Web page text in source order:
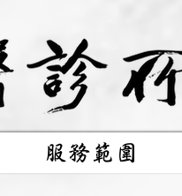
服務範圍